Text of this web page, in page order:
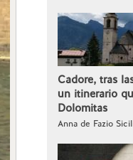
Cadore, tras
un itinerario
Dolomitas
Anna de Fazio